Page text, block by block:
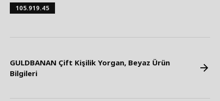
105.919.45
GULDBANAN Çift Kişilik Yorgan, Beyaz Ürün
Bilgileri